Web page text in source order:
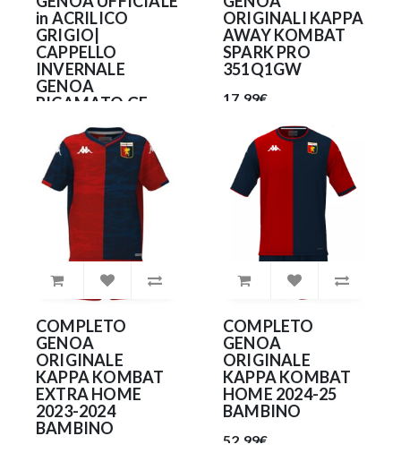
in ACRILICO
GRIGIO|
CAPPELLO
INVERNALE
GENOA
RICAMATO GE-
16.99€
ORIGINALI KAPPA
AWAY KOMBAT
SPARK PRO
351Q1GW
17.99€
COMPLETO
GENOA
ORIGINALE
KAPPA KOMBAT
EXTRA HOME
2023-2024
BAMBINO
COMPLETO
GENOA
ORIGINALE
KAPPA KOMBAT
HOME 2024-25
BAMBINO
52.99€